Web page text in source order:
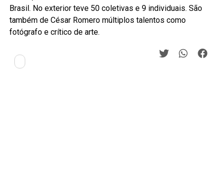
Brasil. No exterior teve 50 coletivas e 9 individuais. São
também de César Romero múltiplos talentos como
fotógrafo e crítico de arte.